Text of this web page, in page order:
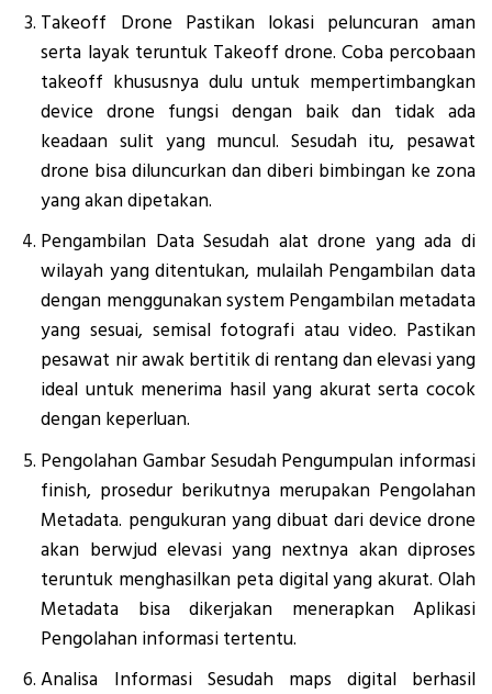
Takeoff Drone Pastikan lokasi peluncuran aman
serta layak teruntuk Takeoff drone. Coba percobaan
takeoff khususnya dulu untuk mempertimbangkan
device drone fungsi dengan baik dan tidak ada
keadaan sulit yang muncul. Sesudah itu, pesawat
drone bisa diluncurkan dan diberi bimbingan ke zona
yang akan dipetakan.
Pengambilan Data Sesudah alat drone yang ada di
wilayah yang ditentukan, mulailah Pengambilan data
dengan menggunakan system Pengambilan metadata
yang sesuai, semisal fotografi atau video. Pastikan
pesawat nir awak bertitik di rentang dan elevasi yang
ideal untuk menerima hasil yang akurat serta cocok
dengan keperluan.
Pengolahan Gambar Sesudah Pengumpulan informasi
finish, prosedur berikutnya merupakan Pengolahan
Metadata. pengukuran yang dibuat dari device drone
akan berwjud elevasi yang nextnya akan diproses
teruntuk menghasilkan peta digital yang akurat. Olah
Metadata bisa dikerjakan menerapkan Aplikasi
Pengolahan informasi tertentu.
Analisa Informasi Sesudah maps digital berhasil